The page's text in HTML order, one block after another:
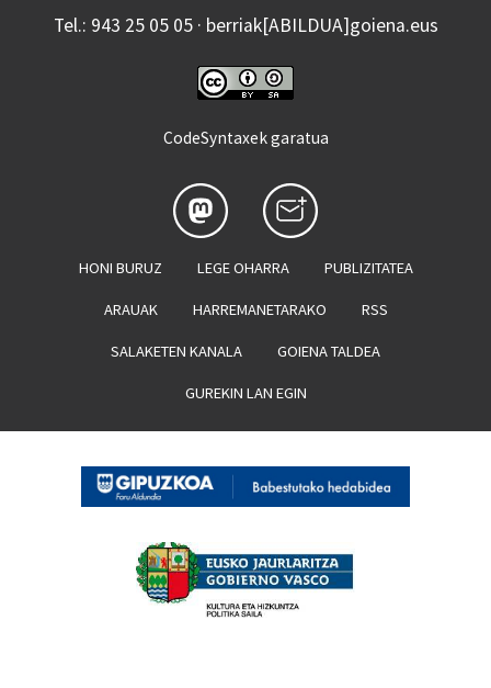
Tel.: 943 25 05 05 · berriak[ABILDUA]goiena.eus
CodeSyntaxek garatua
HONI BURUZ LEGE OHARRA PUBLIZITATEA
ARAUAK HARREMANETARAKO RSS
SALAKETEN KANALA GOIENA TALDEA
GUREKIN LAN EGIN